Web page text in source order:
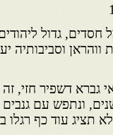
חסדים, גדול
ווהראן
גברא דשפיר חזי,
ונתפש עם גנבים
תציג עוד כף רגלו